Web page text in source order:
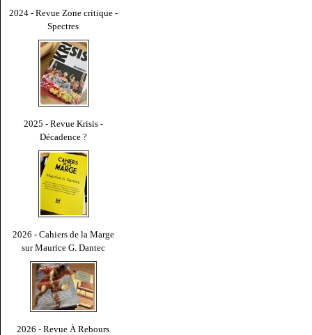
2024 - Revue Zone critique -
Spectres
2025 - Revue Krisis -
Décadence ?
2026 - Cahiers de la Marge
sur Maurice G. Dantec
2026 - Revue À Rebours